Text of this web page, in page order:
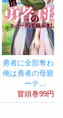
勇者に全部奪われ
俺は勇者の母親と
ーテ…
冒頭巻99円